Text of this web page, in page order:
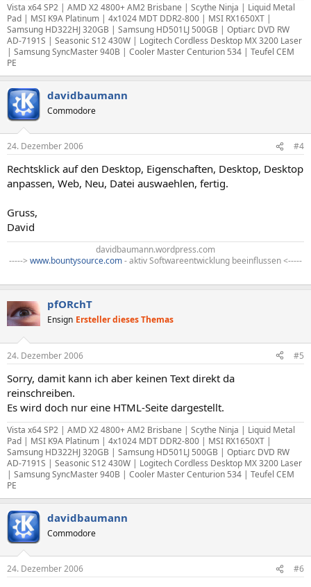
Vista x64 SP2 | AMD X2 4800+ AM2 Brisbane | Scythe Ninja | Liquid Metal
Pad | MSI K9A Platinum | 4x1024 MDT DDR2-800 | MSI RX1650XT |
Samsung HD322HJ 320GB | Samsung HD501LJ 500GB | Optiarc DVD RW
AD-7191S | Seasonic S12 430W | Logitech Cordless Desktop MX 3200 Laser
| Samsung SyncMaster 940B | Cooler Master Centurion 534 | Teufel CEM
PE
davidbaumann
Commodore
24. Dezember 2006 #4
Rechtsklick auf den Desktop, Eigenschaften, Desktop, Desktop
anpassen, Web, Neu, Datei auswaehlen, fertig.
Gruss,
David
davidbaumann.wordpress.com
-----> www.bountysource.com- aktiv Softwareentwicklung beeinflussen <-----
pfORchT
Ensign Ersteller dieses Themas
24. Dezember 2006 #5
Sorry, damit kann ich aber keinen Text direkt da
reinschreiben.
Es wird doch nur eine HTML-Seite dargestellt.
Vista x64 SP2 | AMD X2 4800+ AM2 Brisbane | Scythe Ninja | Liquid Metal
Pad | MSI K9A Platinum | 4x1024 MDT DDR2-800 | MSI RX1650XT |
Samsung HD322HJ 320GB | Samsung HD501LJ 500GB | Optiarc DVD RW
AD-7191S | Seasonic S12 430W | Logitech Cordless Desktop MX 3200 Laser
| Samsung SyncMaster 940B | Cooler Master Centurion 534 | Teufel CEM
PE
davidbaumann
Commodore
24. Dezember 2006 #6